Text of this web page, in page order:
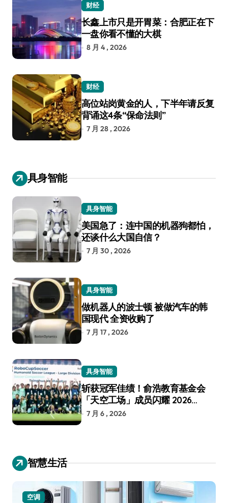
财经
长鑫上市只是开胃菜：合肥正在下
一盘你看不懂的大棋
8 月 4 , 2026
财经
高位站岗黄金的人，下半年请反复
背诵这4条“保命法则”
7 月 28 , 2026
具身智能
具身智能
美国急了：连中国的机器狗都怕，
还谈什么大国自信？
7 月 30 , 2026
具身智能
做机器人的波士顿 被做汽车的韩
国现代 全资收购了
7 月 17 , 2026
具身智能
斩获冠军佳绩！俞浩教育基金会
「天空工场」成员闪耀 2026
RoboCup 机器人世界杯
7 月 6 , 2026
智慧生活
空调